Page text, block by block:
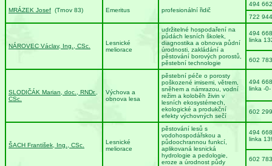
MRÁZEK Josef (Trnov 83) Emeritus profesionální řidič
494
722
NÁROVEC Václav, Ing., CSc.
Lesnické
meliorace
udržitelné hospodaření na
půdách lesních školek,
diagnostika a obnova půdní
úrodnosti, zakládání a
pěstování borových porostů,
pěstební technologie
494
linka
602
SLODIČÁK Marian, doc., RNDr.,
CSc.
Výchova a
obnova lesa
pěstební péče o porosty
poškozené imisemi, větrem,
sněhem a námrazou, vodní
režim a koloběh živin v
lesních ekosystémech,
ekologické a produkční
efekty výchovných sečí
494
linka -0-
602
ŠACH František, Ing., CSc.
Lesnické
meliorace
pěstování lesů s
vodohospodářskou a
půdoochrannou funkcí,
aplikovaná lesnická
hydrologie a pedologie,
eroze a úrodnost půdy
494
linka
602